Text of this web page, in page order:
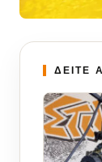
ΔΕΙΤΕ